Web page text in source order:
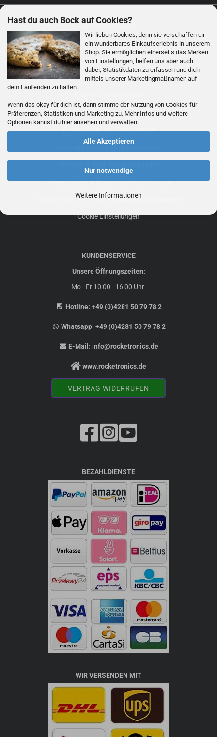
Hast du auch Bock auf Cookies?
Wir lieben Cookies, denn sie verschaffen dir
ein wunderbares Einkaufserlebnis in unserem
Shop. Sie ermöglichen einerseits das Merken
von Einstellungen, helfen uns aber auch
dabei, Statistikdaten zu erfassen und dich
mittels unserer Marketingmaßnamen auf
dem Laufenden zu halten.
Wenn das okay für dich ist, dann stimme der Nutzung von Cookies für
Präferenzen, Statistiken und Marketing zu. Mehr Infos und weitere
Optionen kannst du hier ansehen und verwalten.
Alle Akzeptieren
Nur notwendige
Weitere Informationen
Über Rocketronics
Kontakt
Impressum
Zufriedenheitsgarantie
Privatsphäre und Datenschutz
Allgemeine Geschäftsbedingungen
Widerrufsrecht & Muster-Widerrufsformular
Information zur Echtheit von Kundenbewertungen
Cookie Einstellungen
KUNDENSERVICE
Unsere Öffnungszeiten:
Mo - Fr 10:00 - 16:00 Uhr
Hotline: +49 (0)4281 50 79 78 2
Whatsapp:+49 (0)4281 50 79 78 2
E-Mail: info@rocketronics.de
www.rocketronics.de
VERTRAG WIDERRUFEN
BEZAHLDIENSTE
WIR VERSENDEN MIT